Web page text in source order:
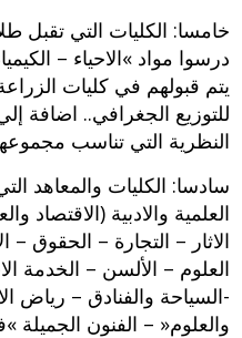
خامسا‮:‬‮ ‬الكليات التي تقبل
درسوا مواد‮ »‬الاحياء‮ –
‬يتم قبولهم في كليات
للتوزيع الجغرافي‮.. ‬اضافة
النظرية التي تناسب
‬سادسا‮:‬‮ ‬الكليات والمعاهد
العلمية والادبية‮ (‬الاقتصاد
‬الاثار‮ – ‬التجارة‮ – ‬الحقوق‮ –
العلوم‮ – ‬الألسن‮ – ‬الخدمة
-‬السياحة والفنادق‮ – ‬رياض
والعلوم‮« – ‬الفنون الجميلة‮